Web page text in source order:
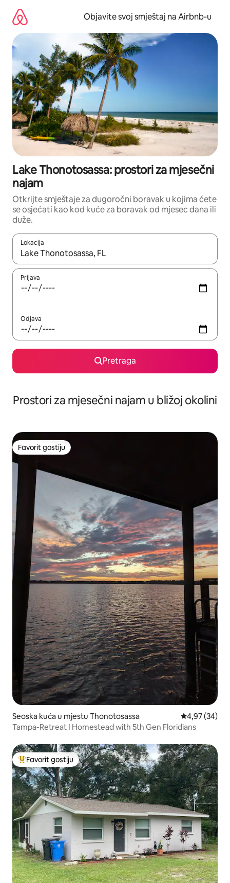
sadržaj
Objavite svoj smještaj na Airbnb-u
Lake Thonotosassa: prostori za mjesečni
najam
Otkrijte smještaje za dugoročni boravak u kojima ćete
se osjećati kao kod kuće za boravak od mjesec dana ili
duže.
Lokacija
Kad su rezultati dostupni, možete da se krećete kroz njih
Prijava
Odjava
Pretraga
Prostori za mjesečni najam u bližoj okolini
Favorit gostiju
Favorit gostiju
Seoska kuća u mjestu Thonotosassa prosječna
4,97 (34)
Tampa-Retreat I Homestead with 5th Gen Floridians
Glavni favorit gostiju
Favorit gostiju